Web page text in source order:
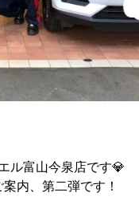
ル富山今泉店です💎
内、第二弾です！